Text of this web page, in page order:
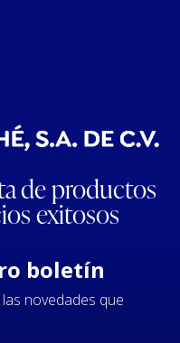
de productos
exitosos
boletín
novedades que